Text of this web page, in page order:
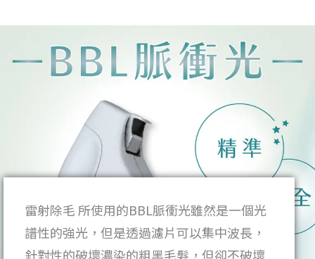
雷射除毛 所使用的BBL脈衝光雖然是一個光
譜性的強光，但是透過濾片可以集中波長，
針對性的破壞濃染的粗黑毛髮，但卻不破壞